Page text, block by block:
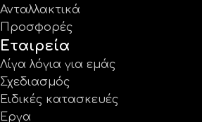
Ανταλλακτικά
Προσφορές
Εταιρεία
Λίγα λόγια για εμάς
Σχεδιασμός
Ειδικές κατασκευές
Έργα